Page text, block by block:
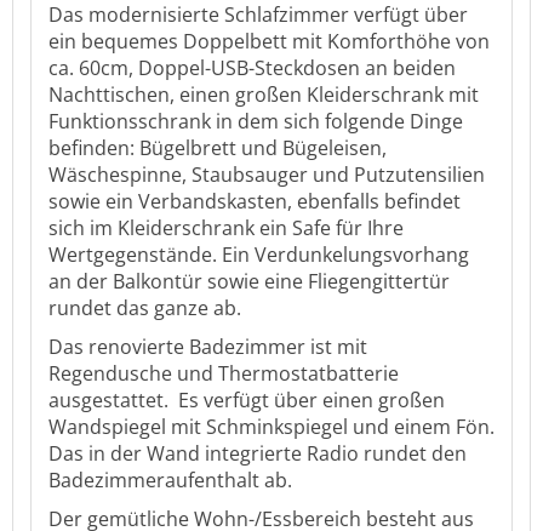
Das modernisierte Schlafzimmer verfügt über
ein bequemes Doppelbett mit Komforthöhe von
ca. 60cm, Doppel-USB-Steckdosen an beiden
Nachttischen, einen großen Kleiderschrank mit
Funktionsschrank in dem sich folgende Dinge
befinden: Bügelbrett und Bügeleisen,
Wäschespinne, Staubsauger und Putzutensilien
sowie ein Verbandskasten, ebenfalls befindet
sich im Kleiderschrank ein Safe für Ihre
Wertgegenstände. Ein Verdunkelungsvorhang
an der Balkontür sowie eine Fliegengittertür
rundet das ganze ab.
Das renovierte Badezimmer ist mit
Regendusche und Thermostatbatterie
ausgestattet. Es verfügt über einen großen
Wandspiegel mit Schminkspiegel und einem Fön.
Das in der Wand integrierte Radio rundet den
Badezimmeraufenthalt ab.
Der gemütliche Wohn-/Essbereich besteht aus